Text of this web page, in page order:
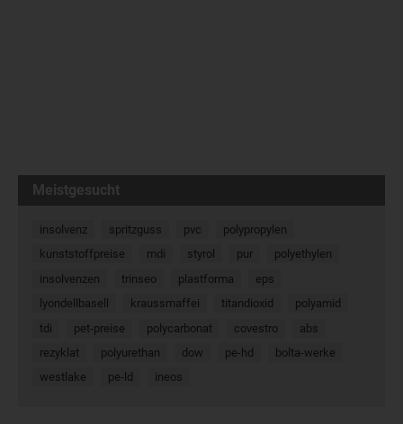
Meistgesucht
insolvenz spritzguss pvc
polypropylen
kunststoffpreise
mdi styrol pur
polyethylen
insolvenzen
trinseo plastforma
eps
lyondellbasell
kraussmaffei titandioxid
polyamid
tdi
pet-preise polycarbonat covestro
abs
rezyklat
polyurethan dow pe-hd
bolta-werke
westlake
pe-ld ineos